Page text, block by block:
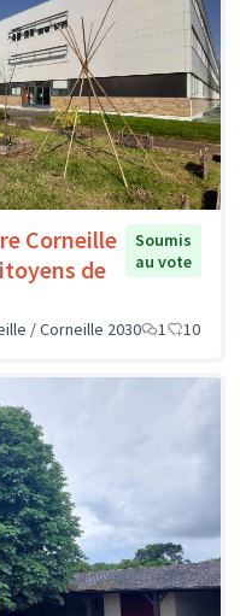
Corneille
de
Soumis
au vote
/ Corneille 2030 1 10